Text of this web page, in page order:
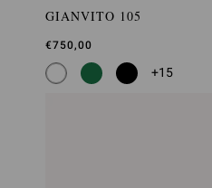
GIANVITO 105
€750,00
+15